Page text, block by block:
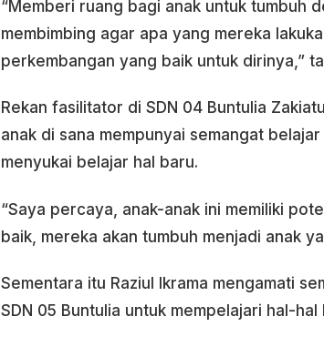
“Memberi ruang bagi anak untuk tumbuh
membimbing agar apa yang mereka
perkembangan yang baik untuk dirinya,”
Rekan fasilitator di SDN 04 Buntulia
anak di sana mempunyai semangat
menyukai belajar hal baru.
“Saya percaya, anak-anak ini memiliki
baik, mereka akan tumbuh menjadi anak
Sementara itu Raziul Ikrama mengamati
SDN 05 Buntulia untuk mempelajari hal-hal